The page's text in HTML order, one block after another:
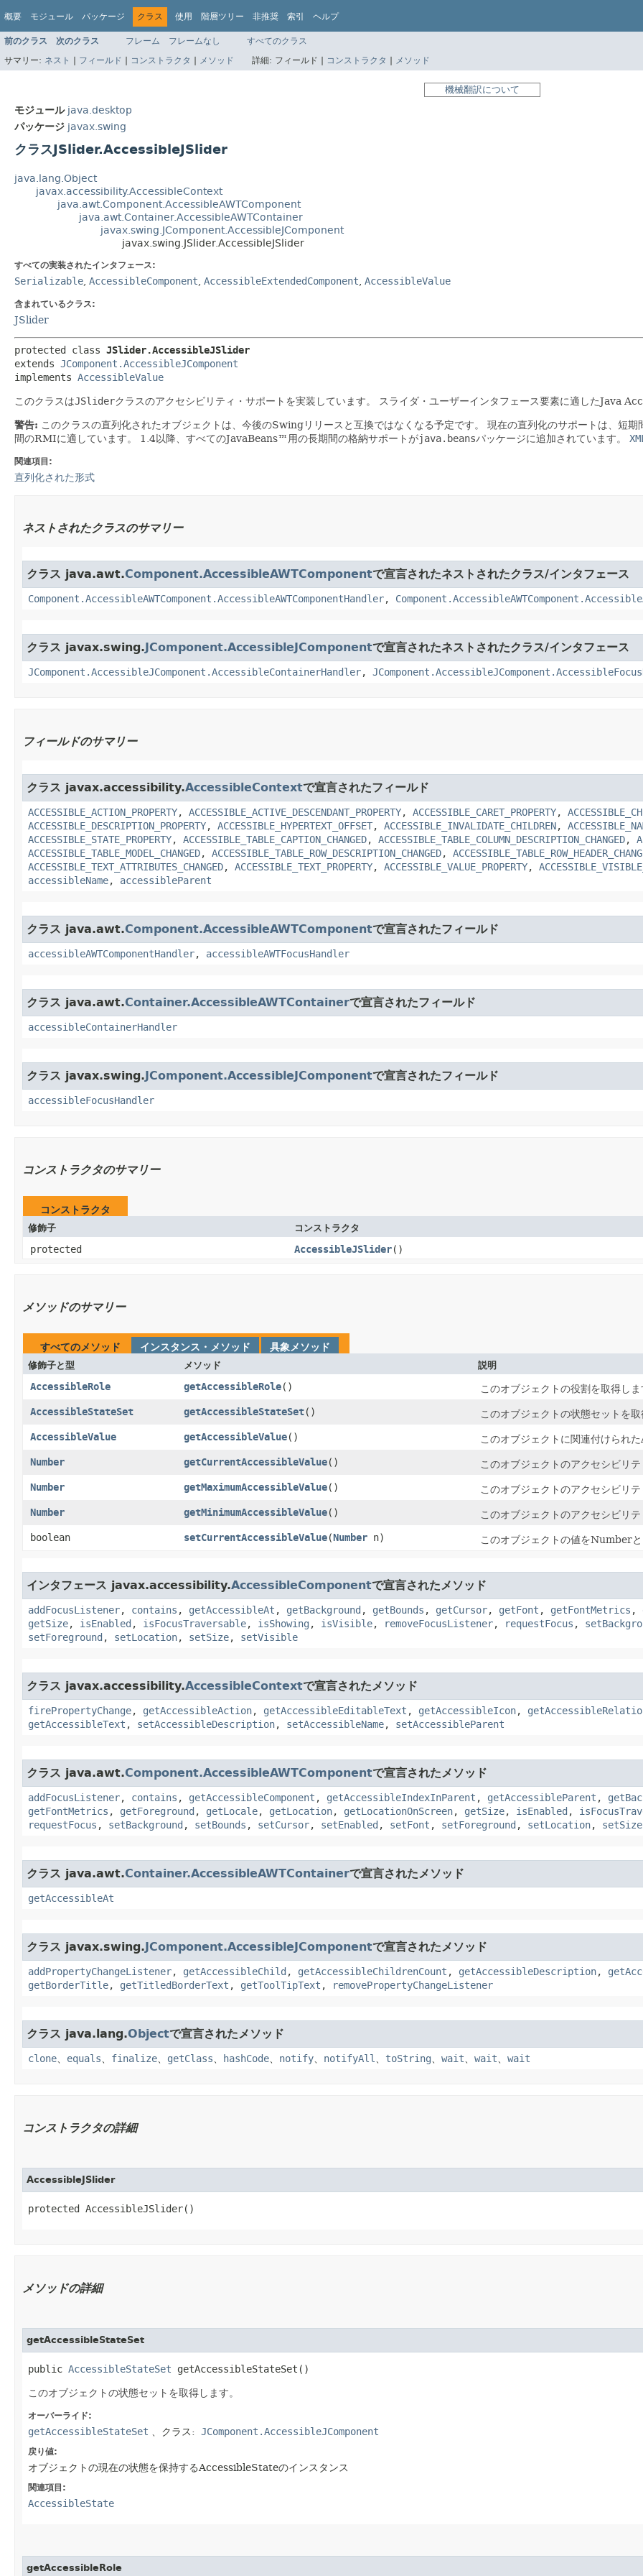
概要 モジュール パッケージ クラス 使用 階層ツリー 非推奨 索引 ヘルプ
前のクラス 次のクラス フレーム フレームなし
すべてのクラス
サマリー: ネスト | フィールド | コンストラクタ | メソッド 詳細: フィールド | コンストラクタ | メソッド
機械翻訳について
モジュール java.desktop
パッケージ javax.swing
クラスJSlider.AccessibleJSlider
java.lang.Object
javax.accessibility.AccessibleContext
java.awt.Component.AccessibleAWTComponent
java.awt.Container.AccessibleAWTContainer
javax.swing.JComponent.AccessibleJComponent
javax.swing.JSlider.AccessibleJSlider
すべての実装されたインタフェース:
Serializable AccessibleComponent AccessibleExtendedComponent AccessibleValue
含まれているクラス:
JSlider
protected class JSlider.AccessibleJSlider
extends JComponent.AccessibleJComponent
implements AccessibleValue
このクラスはJSliderクラスのアクセシビリティ・サポートを実装しています。 スライダ・ユーザーインタフェース要素に適したJava
警告: このクラスの直列化されたオブジェクトは、今後のSwingリリースと互換ではなくなる予定です。
現在の直列化のサポートは、短
間のRMIに適しています。
1.4以降、すべてのJavaBeans™用の長期間の格納サポートがjava.beansパッケージに追加されています。
関連項目:
直列化された形式
ネストされたクラスのサマリー
クラス java.awt.Component.AccessibleAWTComponentで宣言されたネストされたクラス/インタフェース
Component.AccessibleAWTComponent.AccessibleAWTComponentHandler,
クラス javax.swing.JComponent.AccessibleJComponentで宣言されたネストされたクラス/インタフェース
JComponent.AccessibleJComponent.AccessibleContainerHandler,
フィールドのサマリー
クラス javax.accessibility.AccessibleContextで宣言されたフィールド
ACCESSIBLE_ACTION_PROPERTY, ACCESSIBLE_ACTIVE_DESCENDANT_PROPERTY, ACCESSIBLE_CARET_PROPERTY,
ACCESSIBLE_DESCRIPTION_PROPERTY, ACCESSIBLE_HYPERTEXT_OFFSET, ACCESSIBLE_INVALIDATE_CHILDREN,
ACCESSIBLE_STATE_PROPERTY, ACCESSIBLE_TABLE_CAPTION_CHANGED, ACCESSIBLE_TABLE_COLUMN_DESCRIPTION_CHANGED,
ACCESSIBLE_TABLE_MODEL_CHANGED, ACCESSIBLE_TABLE_ROW_DESCRIPTION_CHANGED,
ACCESSIBLE_TEXT_ATTRIBUTES_CHANGED, ACCESSIBLE_TEXT_PROPERTY, ACCESSIBLE_VALUE_PROPERTY,
accessibleName, accessibleParent
クラス java.awt.Component.AccessibleAWTComponentで宣言されたフィールド
accessibleAWTComponentHandler, accessibleAWTFocusHandler
クラス java.awt.Container.AccessibleAWTContainerで宣言されたフィールド
accessibleContainerHandler
クラス javax.swing.JComponent.AccessibleJComponentで宣言されたフィールド
accessibleFocusHandler
コンストラクタのサマリー
コンストラクタ
修飾子 コンストラクタ
protected AccessibleJSlider()
メソッドのサマリー
すべてのメソッド インスタンス・メソッド 具象メソッド
修飾子と型 メソッド 説明
AccessibleRole getAccessibleRole() このオブジェクトの役割を取得し
AccessibleStateSet getAccessibleStateSet() このオブジェクトの状態セットを
AccessibleValue getAccessibleValue() このオブジェクトに関連付けられ
Number getCurrentAccessibleValue() このオブジェクトのアクセシビリ
Number getMaximumAccessibleValue() このオブジェクトのアクセシビリ
Number getMinimumAccessibleValue() このオブジェクトのアクセシビリ
boolean setCurrentAccessibleValue​(Number n) このオブジェクトの値をNumber
インタフェース javax.accessibility.AccessibleComponentで宣言されたメソッド
addFocusListener, contains , getAccessibleAt , getBackground , getBounds , getCursor, getFont , getFontMetrics ,
getSize, isEnabled , isFocusTraversable, isShowing , isVisible, removeFocusListener, requestFocus ,
setForeground , setLocation, setSize, setVisible
クラス javax.accessibility.AccessibleContextで宣言されたメソッド
firePropertyChange, getAccessibleAction, getAccessibleEditableText , getAccessibleIcon,
getAccessibleText , setAccessibleDescription, setAccessibleName, setAccessibleParent
クラス java.awt.Component.AccessibleAWTComponentで宣言されたメソッド
addFocusListener, contains , getAccessibleComponent , getAccessibleIndexInParent , getAccessibleParent ,
getFontMetrics , getForeground , getLocale, getLocation, getLocationOnScreen, getSize, isEnabled ,
requestFocus , setBackground , setBounds , setCursor, setEnabled , setFont , setForeground , setLocation, setSize
クラス java.awt.Container.AccessibleAWTContainerで宣言されたメソッド
getAccessibleAt
クラス javax.swing.JComponent.AccessibleJComponentで宣言されたメソッド
addPropertyChangeListener, getAccessibleChild , getAccessibleChildrenCount , getAccessibleDescription,
getBorderTitle, getTitledBorderText , getToolTipText , removePropertyChangeListener
クラス java.lang.Objectで宣言されたメソッド
clone、 equals、 finalize、 getClass、 hashCode、 notify、 notifyAll、 toString、 wait、 wait、 wait
コンストラクタの詳細
AccessibleJSlider
protected AccessibleJSlider()
メソッドの詳細
getAccessibleStateSet
public AccessibleStateSet getAccessibleStateSet()
このオブジェクトの状態セットを取得します。
オーバーライド:
getAccessibleStateSet 、クラス: JComponent.AccessibleJComponent
戻り値:
オブジェクトの現在の状態を保持するAccessibleStateのインスタンス
関連項目:
AccessibleState
getAccessibleRole